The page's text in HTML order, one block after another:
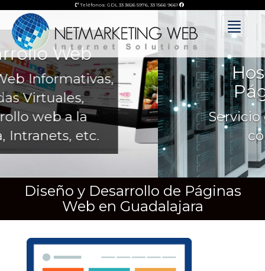
Teléfonos: GDL 33 3826 5976,33 1566 9661
Toggle
Hospedaje de
Páginas Web
Servicio de Web Hosting
con CPANEL
Previous
Diseño y Desarrollo de Páginas
Web en Guadalajara